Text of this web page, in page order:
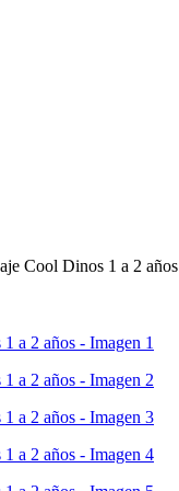
Cool Dinos 1 a 2 años